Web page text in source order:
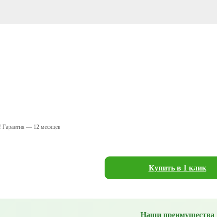
Гарантия — 12 месяцев
Купить в 1 клик
Наши преимущества